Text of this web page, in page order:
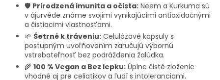
🛡️ Prirodzená imunita a očista: Neem a Kurkuma sú
v ájurvéde známe svojimi vynikajúcimi antioxidačnými
a čistiacimi vlastnosťami.
🌱 Šetrné k tráveniu: Celulózové kapsuly s
postupným uvoľňovaním zaručujú výbornú
vstrebateľnosť bez podráždenia žalúdka.
🌾 100 % Vegan a Bez lepku: Úplne čisté zloženie
vhodné aj pre celiatikov a ľudí s intoleranciami.